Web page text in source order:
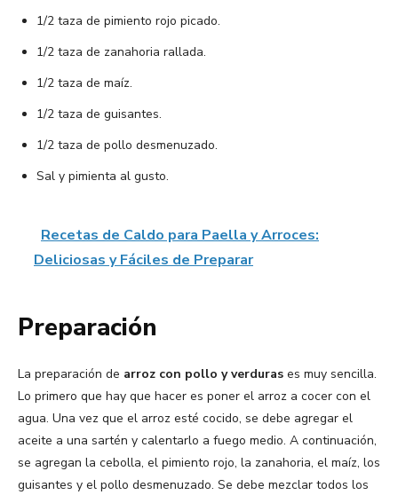
1/2 taza de pimiento rojo picado.
1/2 taza de zanahoria rallada.
1/2 taza de maíz.
1/2 taza de guisantes.
1/2 taza de pollo desmenuzado.
Sal y pimienta al gusto.
Recetas de Caldo para Paella y Arroces:
Deliciosas y Fáciles de Preparar
Preparación
La preparación de arroz con pollo y verduras es muy sencilla.
Lo primero que hay que hacer es poner el arroz a cocer con el
agua. Una vez que el arroz esté cocido, se debe agregar el
aceite a una sartén y calentarlo a fuego medio. A continuación,
se agregan la cebolla, el pimiento rojo, la zanahoria, el maíz, los
guisantes y el pollo desmenuzado. Se debe mezclar todos los